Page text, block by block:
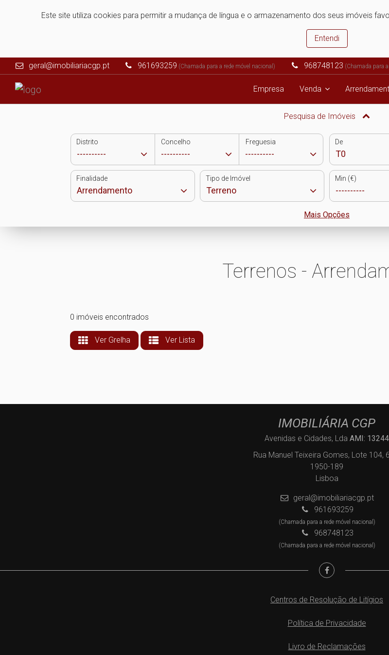
Este site utiliza cookies para permitir a mudança de língua e o armazenamento dos seus imóveis
Entendi
geral@imobiliariacgp.pt 961693259 (Chamada para a rede móvel nacional) 968748123 (Chamada para
Empresa Venda
Pesquisa de Imóveis
Distrito Concelho Freguesia De
Finalidade Tipo de Imóvel Min (€)
Mais Opções
Terrenos -
0 imóveis encontrados
Ver Grelha Ver Lista
IMOBILIÁRIA CGP
Avenidas e Cidades, Lda AMI: 13244
Rua Manuel Teixeira Gomes, Lote 104,
1950-189
Lisboa
geral@imobiliariacgp.pt
961693259
(Chamada para a rede móvel nacional)
968748123
(Chamada para a rede móvel nacional)
Centros de Resolução de Litígios
Política de Privacidade
Livro de Reclamações